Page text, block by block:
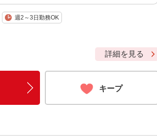
週2～3日勤務OK
詳細を見る
キープ